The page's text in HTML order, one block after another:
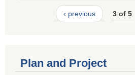
‹ previous 3 of 5
Plan and Project